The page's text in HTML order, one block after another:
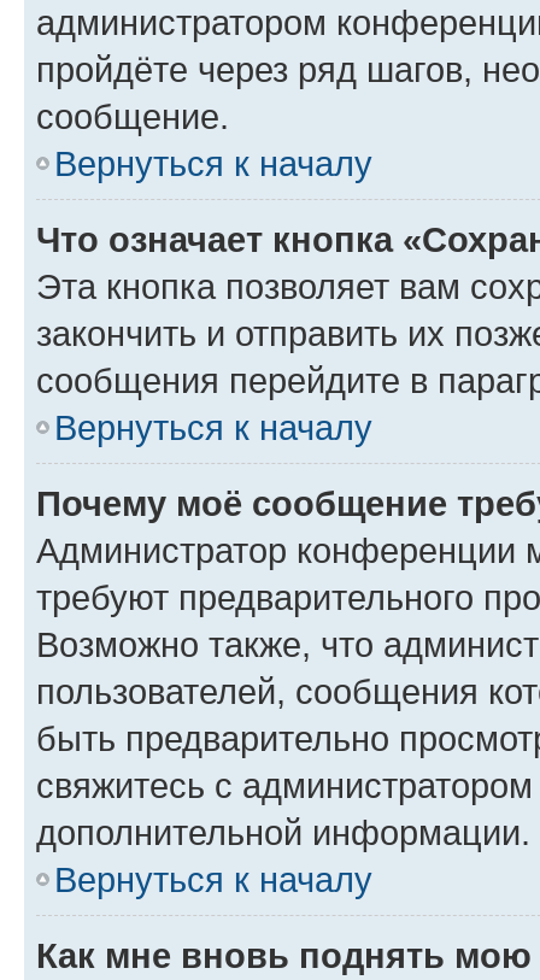
администратором
пройдёте через ряд шагов,
сообщение.
Вернуться к началу
Что означает кнопка
Эта кнопка позволяет вам
закончить и отправить их
сообщения перейдите в
Вернуться к началу
Почему моё сообщение
Администратор конференции
требуют предварительного
Возможно также, что
пользователей, сообщения
быть предварительно
свяжитесь с
дополнительной информации.
Вернуться к началу
Как мне вновь поднять мою